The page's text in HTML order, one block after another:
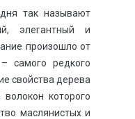
так называют
элегантный и
произошло от
самого редкого
свойства дерева
которого
маслянистых и